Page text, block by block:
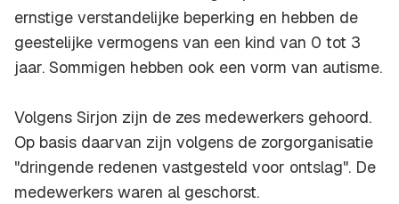
ernstige verstandelijke beperking en hebben de
geestelijke vermogens van een kind van 0 tot 3
jaar. Sommigen hebben ook een vorm van autisme.
Volgens Sirjon zijn de zes medewerkers gehoord.
Op basis daarvan zijn volgens de zorgorganisatie
"dringende redenen vastgesteld voor ontslag". De
medewerkers waren al geschorst.